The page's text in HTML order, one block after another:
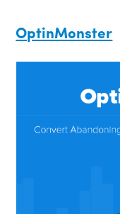
OptinMonster